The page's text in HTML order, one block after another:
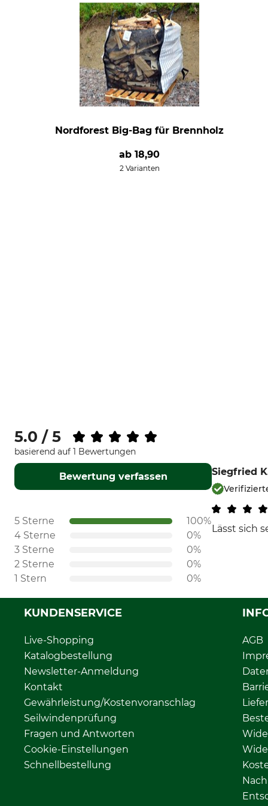
Nordforest Big-Bag für Brennholz
ab18,90
2 Varianten
5.0 / 5
basierend auf 1 Bewertungen
Bewertung verfassen
5 Sterne
100%
4 Sterne
0%
3 Sterne
0%
2 Sterne
0%
1 Stern
0%
Siegfried
Lässt sich
KUNDENSERVICE
Live-Shopping
Katalogbestellung
Newsletter-Anmeldung
Kontakt
Gewährleistung/Kostenvoranschlag
Seilwindenprüfung
Fragen und Antworten
Cookie-Einstellungen
Schnellbestellung
AGB